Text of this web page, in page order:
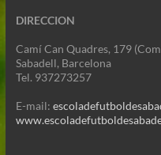
DIRECCION
Camí Can Quadres, 179
Sabadell, Barcelona
Tel. 937273257
E-mail: